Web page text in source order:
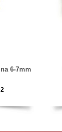
6-7mm